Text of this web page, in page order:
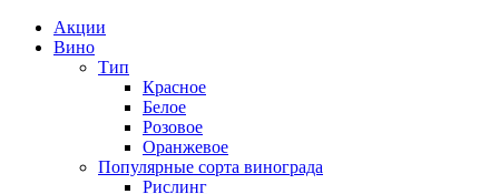
Акции
Вино
Тип
Красное
Белое
Розовое
Оранжевое
Популярные сорта винограда
Рислинг